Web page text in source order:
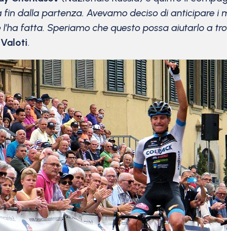
fin dalla partenza. Avevamo deciso di anticipare
l’ha fatta. Speriamo che questo possa aiutarlo a
.